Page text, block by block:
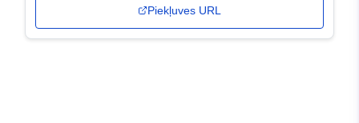
Piekļuves URL